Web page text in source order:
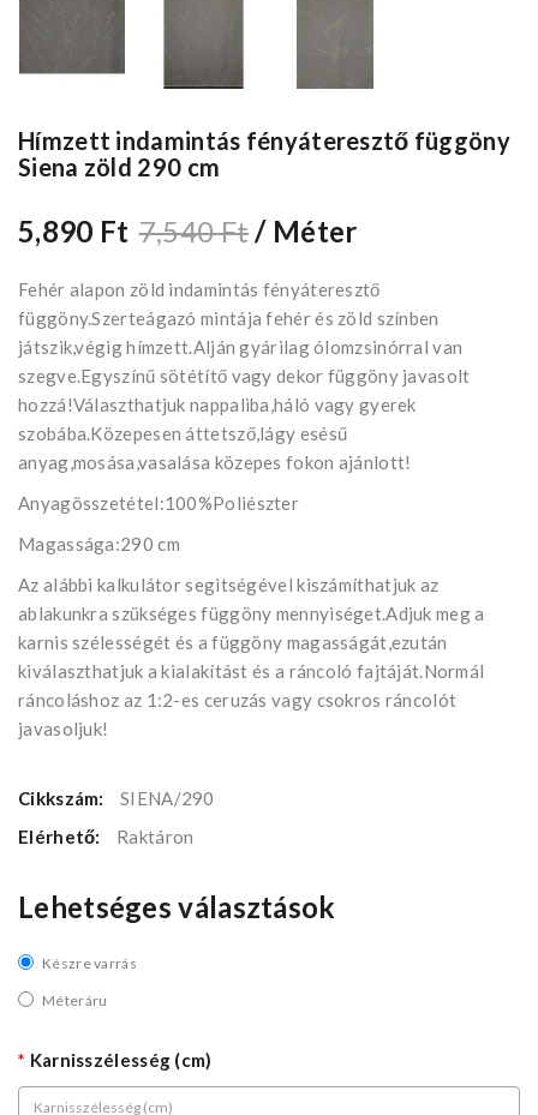
Hímzett indamintás fényáteresztő függöny
Siena zöld 290 cm
5,890 Ft 7,540 Ft/ Méter
Fehér alapon zöld indamintás fényáteresztő
függöny.Szerteágazó mintája fehér és zöld színben
játszik,végig hímzett.Alján gyárilag ólomzsinórral van
szegve.Egyszínű sötétítő vagy dekor függöny javasolt
hozzá!Választhatjuk nappaliba,háló vagy gyerek
szobába.Közepesen áttetsző,lágy esésű
anyag,mosása,vasalása közepes fokon ajánlott!
Anyagösszetétel:100%Poliészter
Magassága:290 cm
Az alábbi kalkulátor segìtségével kiszámíthatjuk az
ablakunkra szükséges függöny mennyiséget.Adjuk meg a
karnis szélességét és a függöny magasságát,ezután
kiválaszthatjuk a kialakítást és a ráncoló fajtáját.Normál
ráncoláshoz az 1:2-es ceruzás vagy csokros ráncolót
javasoljuk!
Cikkszám:
SIENA/290
Elérhető:
Raktáron
Lehetséges választások
Készre varrás
Méteráru
Karnisszélesség (cm)